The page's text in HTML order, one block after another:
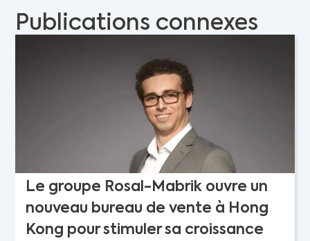
Publications connexes
Le groupe Rosal-Mabrik ouvre un
nouveau bureau de vente à Hong
Kong pour stimuler sa croissance